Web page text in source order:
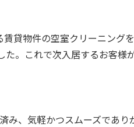
貸物件の空室クリーニングを
。これで次入居するお客様
み、気軽かつスムーズであり